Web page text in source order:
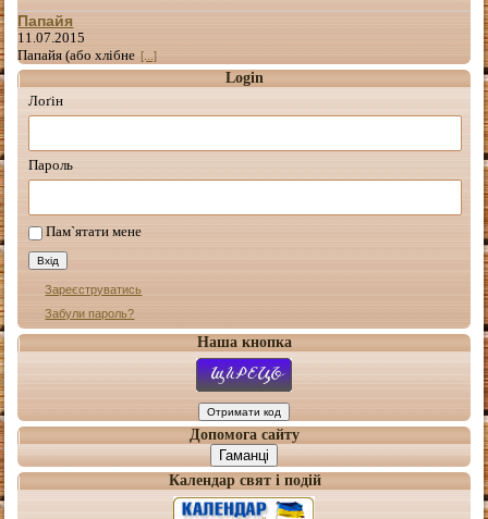
Папайя
11.07.2015
Папайя (або хлібне [...]
Login
Лоґін
Пароль
Пам`ятати мене
Зареєструватись
Забули пароль?
Наша кнопка
Допомога сайту
Гаманці
Календар свят і подій